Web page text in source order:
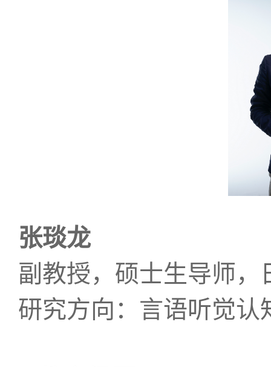
张琰龙
副教授，硕士生导师，
研究方向：言语听觉